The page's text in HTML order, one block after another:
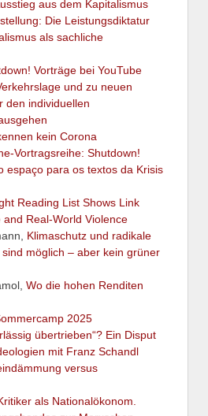
aus dem Kapitalismus
Die Leistungsdiktatur
als sachliche
Vorträge bei YouTube
und zu neuen
den individuellen
kein Corona
Vortragsreihe: Shutdown!
espaço para os textos da Krisis
Reading List Shows Link
Real-World Violence
Klimaschutz und radikale
möglich – aber kein grüner
Wo die hohen Renditen
2025
übertrieben“? Ein Disput
mit Franz Schandl
versus
als Nationalökonom.